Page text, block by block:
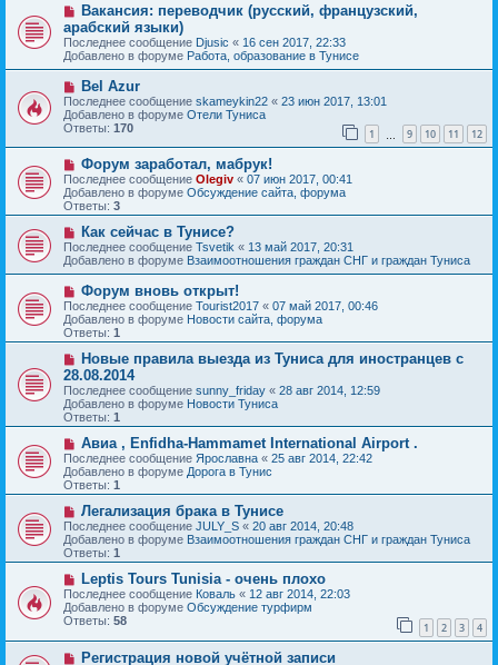
ещ
е
н
и
е
с
о
о
б
щ
е
н
и
е
Н
в
о
е
с
о
б
щ
и
е
Вакансия: переводчик (русский, французский,
арабский языки)
Последнее сообщение Djusic « 16 сен 2017, 22:33
Добавлено в форуме Работа, образование в Тунисе
Н
о
в
о
е
с
о
о
б
щ
е
н
и
е
Bel Azur
Последнее сообщение skameykin22 « 23 июн 2017, 13:01
Добавлено в форуме Отели Туниса
Ответы: 170 1 9 10 11 12
Н
о
в
о
е
с
о
о
б
щ
е
н
и
е
Форум заработал, мабрук!
Последнее сообщение Olegiv « 07 июн 2017, 00:41
Добавлено в форуме Обсуждение сайта, форума
Ответы: 3
Н
о
в
е
с
о
о
б
щ
е
н
и
е
Как сейчас в Тунисе?
Последнее сообщение Tsvetik « 13 май 2017, 20:31
Добавлено в форуме Взаимоотношения граждан СНГ и граждан Туниса
Н
о
в
о
е
с
о
о
б
щ
е
и
е
Форум вновь открыт!
Последнее сообщение Tourist2017 « 07 май 2017, 00:46
Добавлено в форуме Новости сайта, форума
Ответы: 1
Н
о
в
о
е
с
о
б
щ
е
и
е
Новые правила выезда из Туниса для иностранцев с
28.08.2014
Последнее сообщение sunny_friday « 28 авг 2014, 12:59
Добавлено в форуме Новости Туниса
Ответы: 1
Н
о
в
о
е
с
о
о
б
щ
е
н
и
е
Авиа , Enfidha-Hammamet International Airport .
Последнее сообщение Ярославна « 25 авг 2014, 22:42
Добавлено в форуме Дорога в Тунис
Ответы: 1
Н
о
в
о
е
с
о
о
б
щ
е
н
Легализация брака в Тунисе
Последнее сообщение JULY_S « 20 авг 2014, 20:48
Добавлено в форуме Взаимоотношения граждан СНГ и граждан Туниса
Ответы: 1
Н
о
в
о
с
Leptis Tours Tunisia - очень плохо
Последнее сообщение Коваль « 12 авг 2014, 22:03
Добавлено в форуме Обсуждение турфирм
Ответы: 58 1 2 3 4
НРегистрация новой учётной записи